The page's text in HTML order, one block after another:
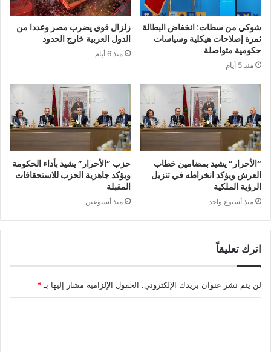
شوكي من سطات: انخفاض البطالة
ثمرة إصلاحات هيكلية وسياسات
حكومية متواصلة
منذ 5 أيام
زلزال قوي يضرب مصر وعددا من
الدول العربية خارج الحدود
منذ 6 أيام
“الأحرار” يشيد بمضامين خطاب
العرش ويؤكد انخراطه في تنزيل
الرؤية الملكية
منذ أسبوع واحد
حزب ”الأحرار” يشيد بأداء الحكومة
ويؤكد جاهزية الحزب للاستحقاقات
المقبلة
منذ أسبوعين
اترك تعليقاً
لن يتم نشر عنوان بريدك الإلكتروني. الحقول الإلزامية مشار إليها بـ *